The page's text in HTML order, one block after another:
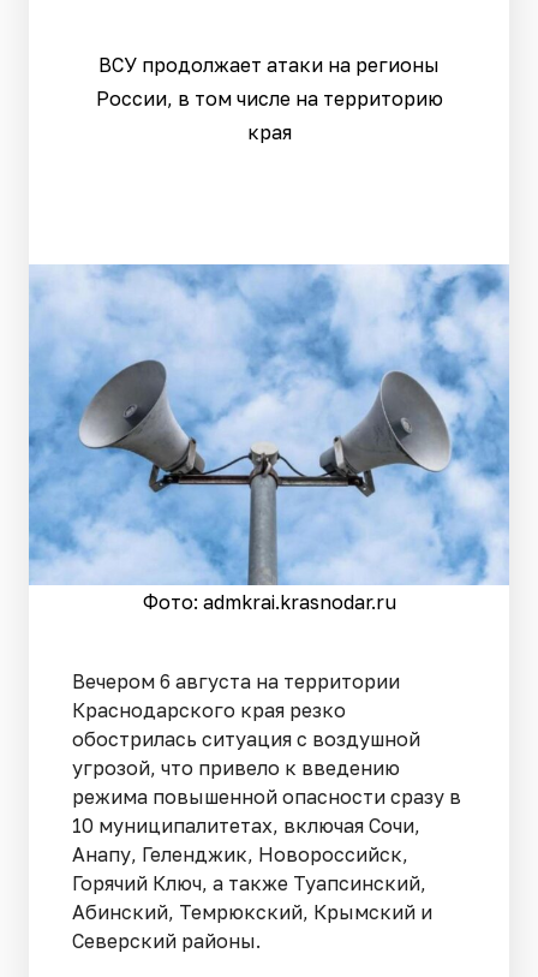
ВСУ продолжает атаки на регионы
России, в том числе на территорию
края
Фото: admkrai.krasnodar.ru
Вечером 6 августа на территории
Краснодарского края резко
обострилась ситуация с воздушной
угрозой, что привело к введению
режима повышенной опасности сразу в
10 муниципалитетах, включая Сочи,
Анапу, Геленджик, Новороссийск,
Горячий Ключ, а также Туапсинский,
Абинский, Темрюкский, Крымский и
Северский районы.